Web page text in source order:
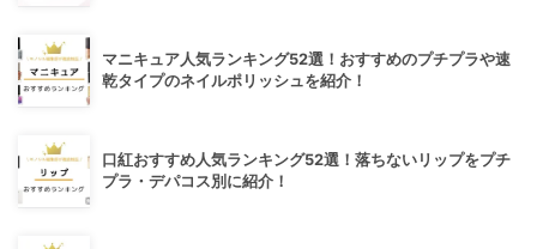
マニキュア人気ランキング52選！おすすめのプチプラや速
乾タイプのネイルポリッシュを紹介！
口紅おすすめ人気ランキング52選！落ちないリップをプチ
プラ・デパコス別に紹介！